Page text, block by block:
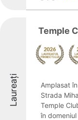
Laureați
Temple
Amplasat
Strada
Temple
în